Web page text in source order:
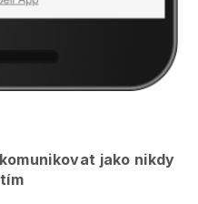
jako nikdy